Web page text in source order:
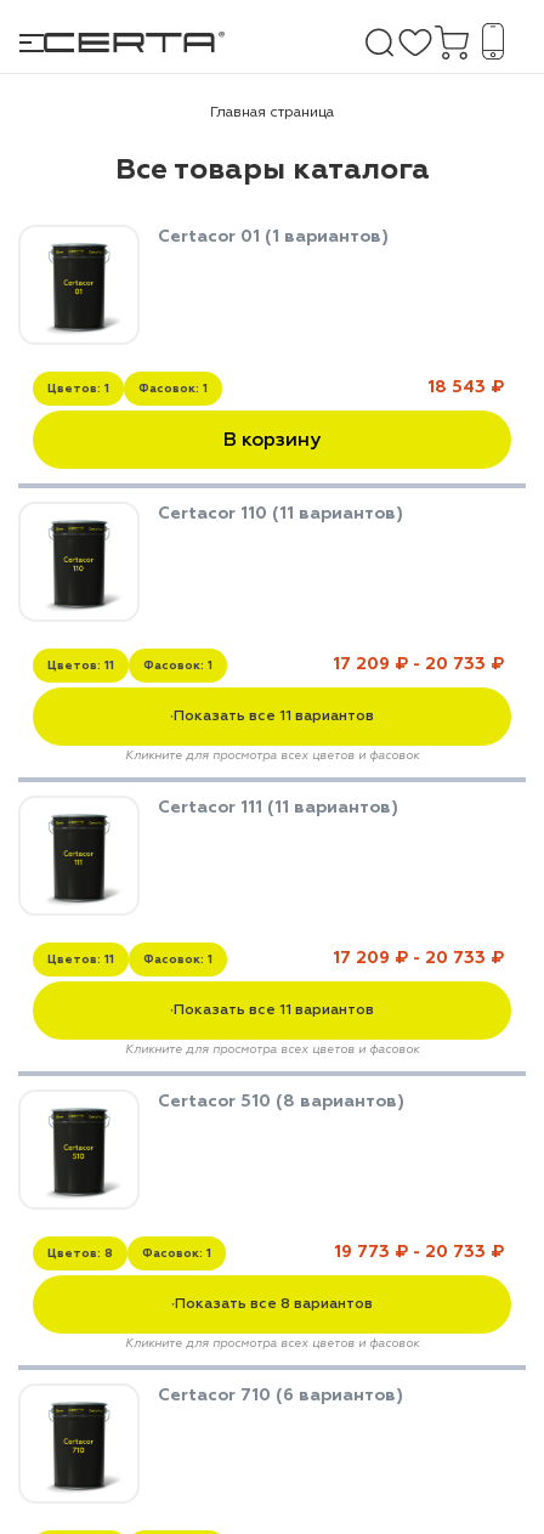
покрытия
и дачи
по
и эмали
Главная страница
Все товары каталога
Certacor 01 (1 вариантов)
Цветов: 1 Фасовок: 1 18 543 ₽
В корзину
Certacor 110 (11 вариантов)
Цветов: 11 Фасовок: 1 17 209 ₽ - 20 733 ₽
▼Показать все 11 вариантов
Кликните для просмотра всех цветов и фасовок
Certacor 111 (11 вариантов)
Цветов: 11 Фасовок: 1 17 209 ₽ - 20 733 ₽
▼Показать все 11 вариантов
Кликните для просмотра всех цветов и фасовок
Certacor 510 (8 вариантов)
Цветов: 8 Фасовок: 1 19 773 ₽ - 20 733 ₽
▼Показать все 8 вариантов
Кликните для просмотра всех цветов и фасовок
Certacor 710 (6 вариантов)